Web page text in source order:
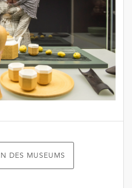
DES MUSEUMS